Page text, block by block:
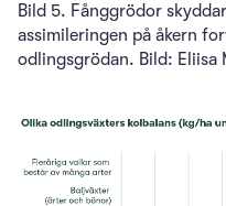
Bild 5. Fånggrödor
assimileringen på åkern
odlingsgrödan. Bild: Eliisa